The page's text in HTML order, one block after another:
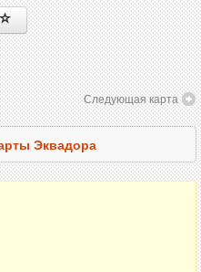
Следующая карта
Эквадора